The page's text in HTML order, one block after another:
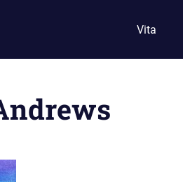
Vita